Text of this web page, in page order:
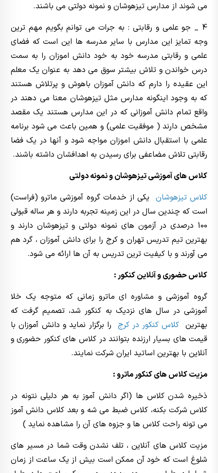
می شوند از مدارس تیزهوشان و نمونه دولتی می باشند.
4 _ جو علمی و رقابتی : به جرات می توانم بگویم مهم ترین
وجه تمایز این مدارس با سایر مدرسه ها این است که فضای
علمی و رقابتی مدرسه خود به خود دانش اموزان را به سمت
درس خواندن و تلاش بیشتر سوق می دهد به عنوان یک معلم
این عقیده را دارم که دانش آموزان باهوش و پرتلاش هستند
که به وجود اینگونه مدارس مثل تیزهوشان معنا می دهند در
واقع تمام دانش آموزانی که در این مدارس هستند یک مقصد
مشخص دارند ( موفقیت علمی) و همین باعث می شود برنامه
علمی با استقبال دانش اموزان مواجه شود و آنها در یک فضا
رقابتی تلاش مضاعفی برای رسیدن به اهدافشان داشته باشند.
کلاس های آموزشی تیزهوشان و نمونه دولتی
کلاس تیزهوشان یکی از خدمات گروه آموزشی ماترو (فراست)
است که چندین سال در این زمینه تجربه دارند و هر ساله قبولی
100 درصدی در آزمون های نمونه دولتی و تیزهوشان دارند و
بهترین تیم تدریس تهران و کرج را برای دانش آموزان ، گرد هم
می آورند و با کیفیت ترین تدریس به آن ها ارائه می شود.
کلاس حضوری و آنلاین کنکور :
گروه آموزشی و مشاوره ای ماترو زمانی که متوجه یک خلا
آموزشی در سال های نزدیک به کنکور شد، تصمیم گرفت که
بهترین کلاس کنکور در کرج را برگزار نماید و دانش آموزان با
قیمت های بسیار ارزنده بتوانند در کلاس های کنکور حضوری و
آنلاین با بهترین اساتید ایران شرکت نمایند.
مزیت کلاس های کنکور ماترو :
ذخیره شدن کلاس ها (اگر دانش آموز به هر دلیلی نتونه در
کلاس شرکت بکنه، کلاس ضبط می شه و بعد کلاس دانش آموز
می تونه راحت کلاس ها و جزوه های آن را مشاهده نماید )
مزیت کلاس های آنلاین ، تلف نشدن وقت شما در مسیر های
شلوغ است که خود آن ممکن است بیش از یک ساعت از زمان